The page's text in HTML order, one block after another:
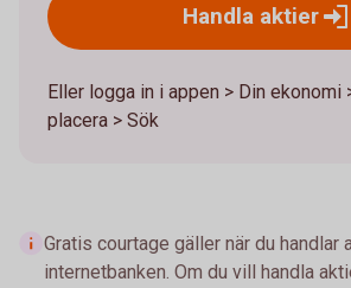
Handla aktier
Eller logga in i appen > Din ekonomi
placera > Sök
Gratis courtage gäller när du handlar
internetbanken. Om du vill handla